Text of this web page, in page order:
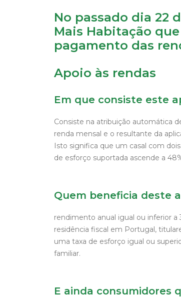
No passado dia 22
Mais Habitação
pagamento das
Apoio às rendas
Em que consiste este
Consiste na atribuição automática
renda mensal e o resultante da
Isto significa que um casal com
de esforço suportada ascende a
Quem beneficia deste
rendimento anual igual ou inferior a
residência fiscal em Portugal,
uma taxa de esforço igual ou
familiar.
E ainda consumidores